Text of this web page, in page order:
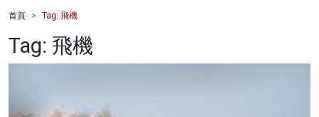
財經
健康
首頁 Tag: 飛機
Tag: 飛機